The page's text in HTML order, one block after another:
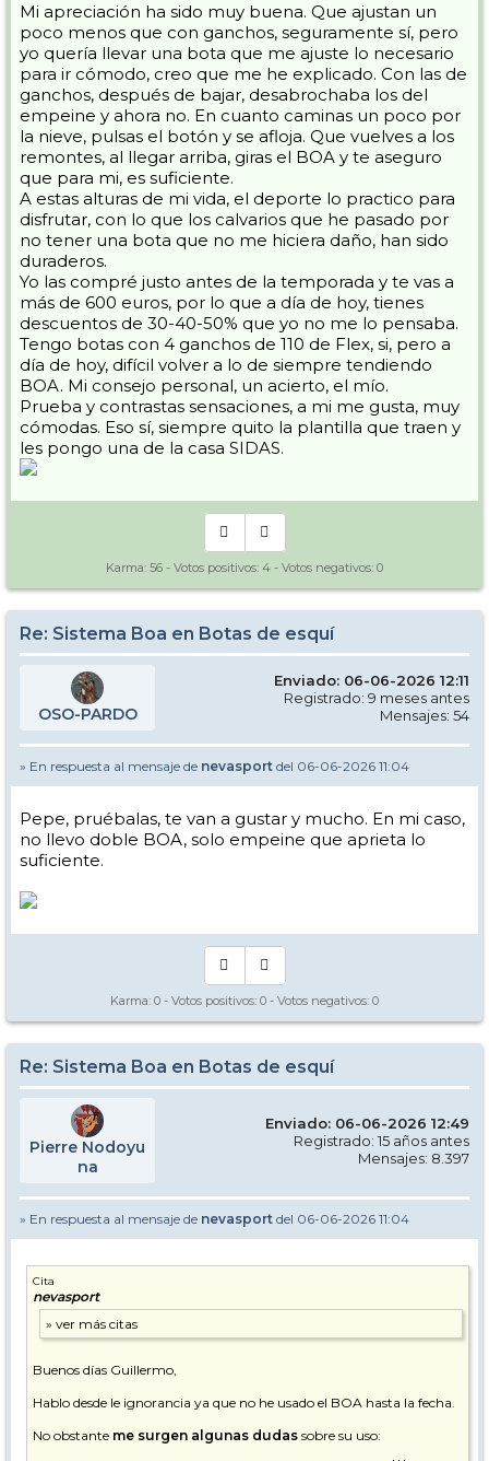
Mi apreciación ha sido muy buena. Que ajustan un
poco menos que con ganchos, seguramente sí, pero
yo quería llevar una bota que me ajuste lo necesario
para ir cómodo, creo que me he explicado. Con las de
ganchos, después de bajar, desabrochaba los del
empeine y ahora no. En cuanto caminas un poco por
la nieve, pulsas el botón y se afloja. Que vuelves a los
remontes, al llegar arriba, giras el BOA y te aseguro
que para mi, es suficiente.
A estas alturas de mi vida, el deporte lo practico para
disfrutar, con lo que los calvarios que he pasado por
no tener una bota que no me hiciera daño, han sido
duraderos.
Yo las compré justo antes de la temporada y te vas a
más de 600 euros, por lo que a día de hoy, tienes
descuentos de 30-40-50% que yo no me lo pensaba.
Tengo botas con 4 ganchos de 110 de Flex, si, pero a
día de hoy, difícil volver a lo de siempre tendiendo
BOA. Mi consejo personal, un acierto, el mío.
Prueba y contrastas sensaciones, a mi me gusta, muy
cómodas. Eso sí, siempre quito la plantilla que traen y
les pongo una de la casa SIDAS.
Karma: 56 - Votos positivos: 4 - Votos negativos: 0
Re: Sistema Boa en Botas de esquí
OSO-PARDO
Enviado: 06-06-2026 12:11
Registrado: 9 meses antes
Mensajes: 54
» En respuesta al mensaje de nevasport del 06-06-2026 11:04
Pepe, pruébalas, te van a gustar y mucho. En mi caso,
no llevo doble BOA, solo empeine que aprieta lo
suficiente.
Karma: 0 - Votos positivos: 0 - Votos negativos: 0
Re: Sistema Boa en Botas de esquí
Pierre Nodoyu
na
Enviado: 06-06-2026 12:49
Registrado: 15 años antes
Mensajes: 8.397
» En respuesta al mensaje de nevasport del 06-06-2026 11:04
Cita
nevasport
Buenos días Guillermo,
Hablo desde le ignorancia ya que no he usado el BOA hasta la fecha.
No obstante me surgen algunas dudas sobre su uso: